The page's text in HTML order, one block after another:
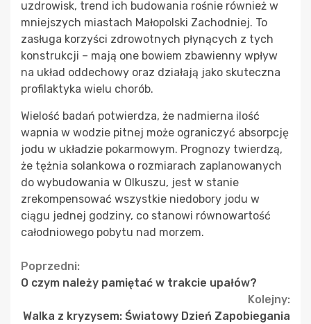
uzdrowisk, trend ich budowania rośnie również w
mniejszych miastach Małopolski Zachodniej. To
zasługa korzyści zdrowotnych płynących z tych
konstrukcji – mają one bowiem zbawienny wpływ
na układ oddechowy oraz działają jako skuteczna
profilaktyka wielu chorób.
Wielość badań potwierdza, że nadmierna ilość
wapnia w wodzie pitnej może ograniczyć absorpcję
jodu w układzie pokarmowym. Prognozy twierdzą,
że tężnia solankowa o rozmiarach zaplanowanych
do wybudowania w Olkuszu, jest w stanie
zrekompensować wszystkie niedobory jodu w
ciągu jednej godziny, co stanowi równowartość
całodniowego pobytu nad morzem.
Continue
Reading
Poprzedni:
O czym należy pamiętać w trakcie upałów?
Kolejny:
Walka z kryzysem: Światowy Dzień Zapobiegania